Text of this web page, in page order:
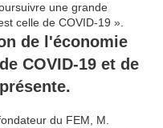
une grande
celle de COVID-19 ».
de l'économie
COVID-19 et de
du FEM, M.